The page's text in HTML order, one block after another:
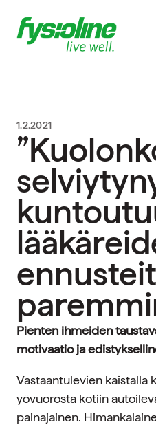
1.2.2021
Pienten ihmeiden
motivaatio ja
Vastaantulevien kaistalla
yövuorosta kotiin
painajainen.